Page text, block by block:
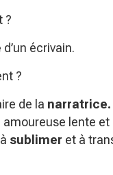
?
d’un écrivain.
?
de la narratrice.
amoureuse lente et
sublimer et à